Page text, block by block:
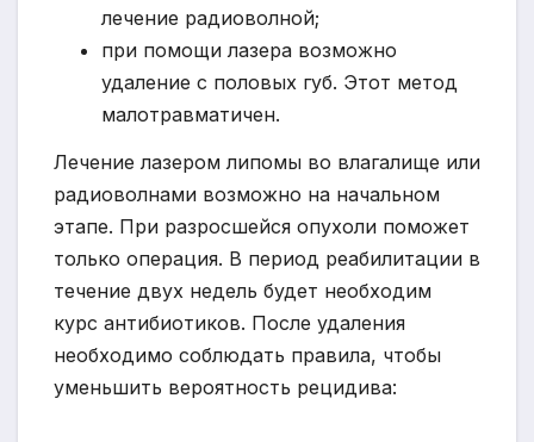
лечение радиоволной;
при помощи лазера возможно
удаление с половых губ. Этот метод
малотравматичен.
Лечение лазером липомы во влагалище или
радиоволнами возможно на начальном
этапе. При разросшейся опухоли поможет
только операция. В период реабилитации в
течение двух недель будет необходим
курс антибиотиков. После удаления
необходимо соблюдать правила, чтобы
уменьшить вероятность рецидива: